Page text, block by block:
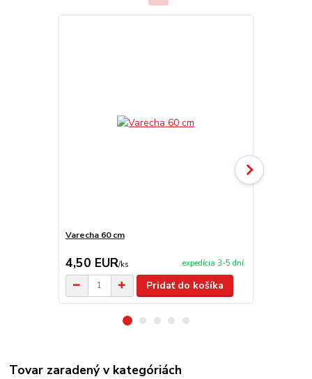
Varecha 60 cm
4,50 EUR/ks expedícia 3-5 dní
Pridať do košíka
Tovar zaradený v kategóriách